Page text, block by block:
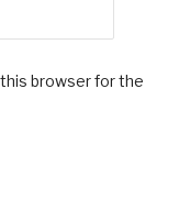
browser for the